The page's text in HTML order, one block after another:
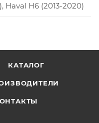
Haval H6 (2013-2020)
КАТАЛОГ